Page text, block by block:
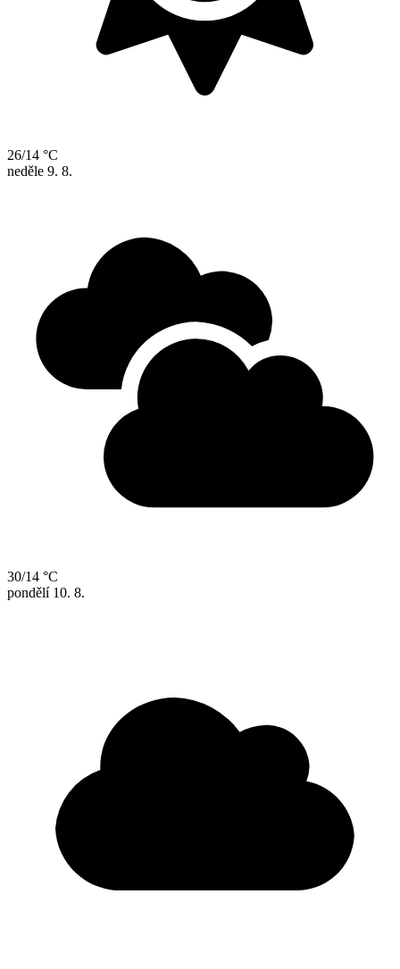
26/14 °C
neděle 9. 8.
30/14 °C
pondělí 10. 8.